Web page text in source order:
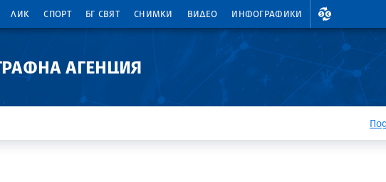
ЛИК СПОРТ БГ СВЯТ СНИМКИ ВИДЕО ИНФОГРАФИКИ
ВАЛУТНИ
АГЕНЦИЯ